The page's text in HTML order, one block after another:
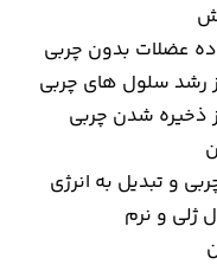
عضلات بدون چربی
رشد سلول های چربی
ذخیره شدن چربی
و تبدیل به انرژی
ژلی و نرم